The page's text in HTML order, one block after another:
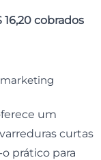
16,20 cobrados
marketing
um
curtas
prático para